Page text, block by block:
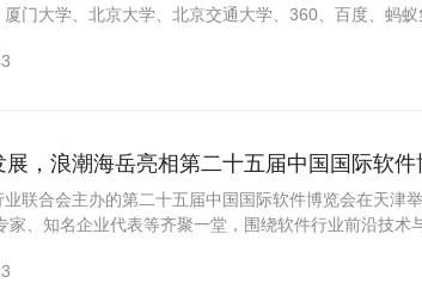
厦门大学、北京大学、北京交通大学、360、百度、蚂
，浪潮海岳亮相第二十五届中国国际软件
联合会主办的第二十五届中国国际软件博览会在天津
家、知名企业代表等齐聚一堂，围绕软件行业前沿技术